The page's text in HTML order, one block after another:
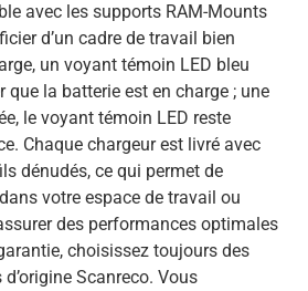
avec les supports RAM-Mounts
d’un cadre de travail bien
un voyant témoin LED bleu
la batterie est en charge ; une
le voyant témoin LED reste
Chaque chargeur est livré avec
dénudés, ce qui permet de
votre espace de travail ou
des performances optimales
choisissez toujours des
Scanreco. Vous